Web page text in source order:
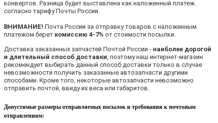
конвертов. Разница будет выставлена как наложенный платеж.
согласно тарифу Почты России.
ВНИМАНИЕ! Почта России за отправку товаров с наложенным
платежом берет комиссию 4-7% от стоимости посылки.
Доставка заказанных запчастей Почтой России - наиболее дорогой
и длительный способ доставки , поэтому наш интернет-магазин
рекомендует выбирать данный способ доставки только в случае
невозможности получить заказанные автозапчасти другими
способами. Кроме того, некоторые автозапчасти невозможно
отправить почтой, ввиду их веса или габаритов.
Допустимые размеры отправляемых посылок и требования к почтовым
отправлениям: